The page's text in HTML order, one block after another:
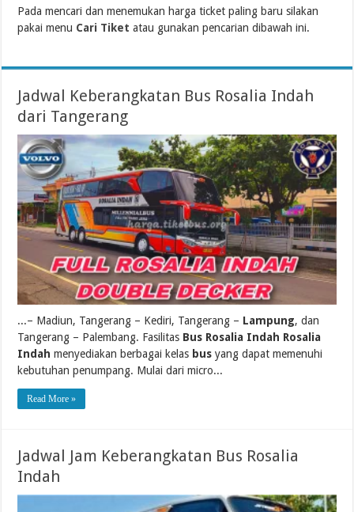
Pada mencari dan menemukan harga ticket paling baru silakan
pakai menu Cari Tiket atau gunakan pencarian dibawah ini.
Jadwal Keberangkatan Bus Rosalia Indah
dari Tangerang
...– Madiun, Tangerang – Kediri, Tangerang – Lampung, dan
Tangerang – Palembang. Fasilitas Bus Rosalia Indah Rosalia
Indah menyediakan berbagai kelas bus yang dapat memenuhi
kebutuhan penumpang. Mulai dari micro...
Read More »
Jadwal Jam Keberangkatan Bus Rosalia
Indah